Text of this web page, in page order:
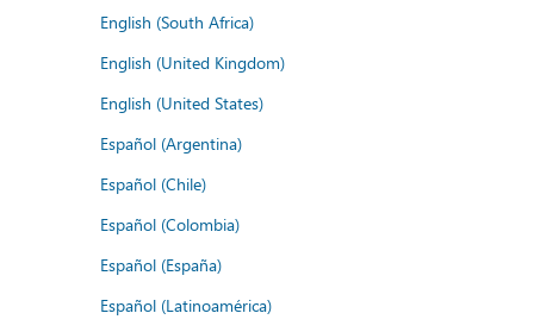
English (South Africa)
English (United Kingdom)
English (United States)
Español (Argentina)
Español (Chile)
Español (Colombia)
Español (España)
Español (Latinoamérica)